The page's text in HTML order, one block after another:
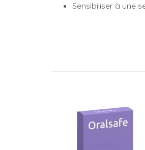
Sensibiliser à une